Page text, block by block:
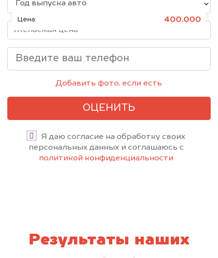
Цена: 400.000
Добавить фото, если есть
ОЦЕНИТЬ
Я даю согласие на обработку своих
персональных данных и соглашаюсь с
политикой конфиденциальности
Результаты наших